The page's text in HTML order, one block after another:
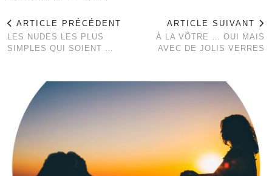
ARTICLE PRÉCÉDENT
LES NUDES LES PLUS
SIMPLES QUI SOIENT …
ARTICLE SUIVANT
À LA VÔTRE … OUI MAIS
AVEC DE JOLIS VERRES